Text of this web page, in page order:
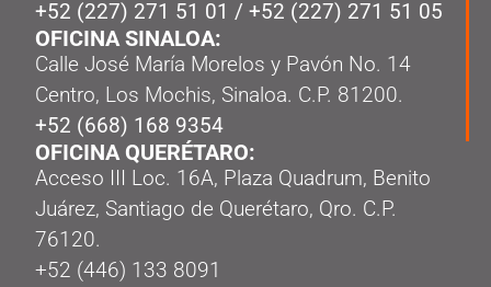
+52 (227) 271 51 01 / +52 (227) 271 51 05
OFICINA SINALOA:
Calle José María Morelos y Pavón No. 14
Centro, Los Mochis, Sinaloa. C.P. 81200.
+52 (668) 168 9354
OFICINA QUERÉTARO:
Acceso III Loc. 16A, Plaza Quadrum, Benito
Juárez, Santiago de Querétaro, Qro. C.P.
76120.
‭+52 (446) 133 8091‬